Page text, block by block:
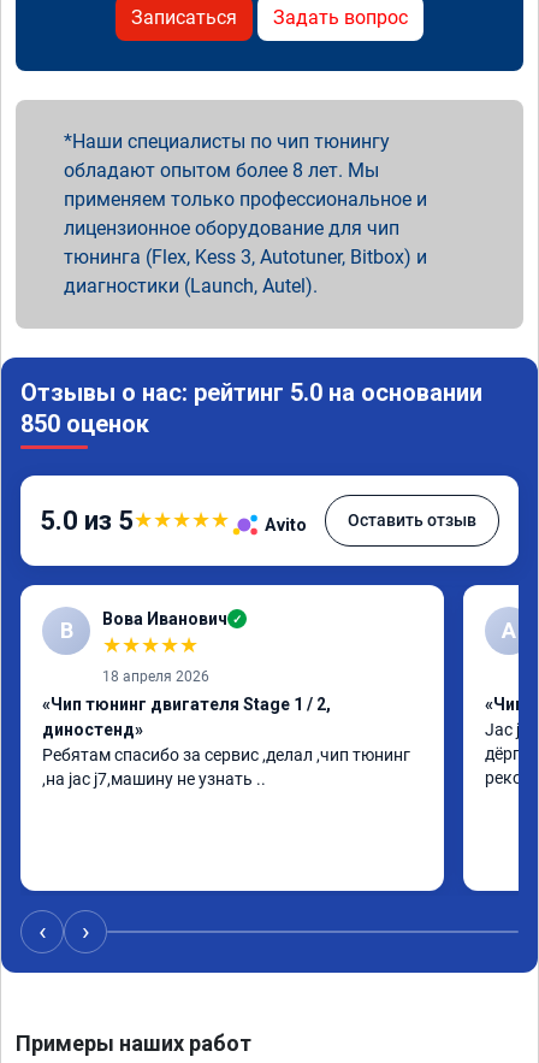
Записаться Задать вопрос
Наши специалисты по чип тюнингу
обладают опытом более 8 лет. Мы
применяем только профессиональное и
лицензионное оборудование для чип
тюнинга (Flex, Kess 3, Autotuner, Bitbox) и
диагностики (Launch, Autel).
Отзывы о нас: рейтинг 5.0 на основании
850 оценок
5.0 из 5★★★★★ Avito Оставить отзыв
В Вова Иванович ✓
★★★★★
18 апреля 2026
«Чип тюнинг двигателя Stage 1 / 2,
диностенд»
Ребятам спасибо за сервис ,делал ,чип тюнинг
,на jac j7,машину не узнать ..
А
«Чип
Jac j7,
‹ ›
Примеры наших работ